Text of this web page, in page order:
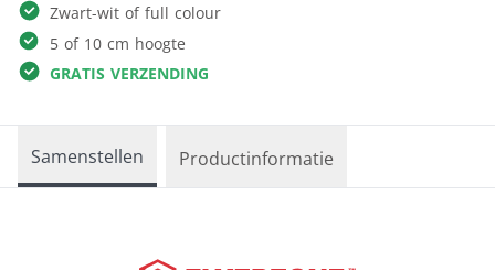
Zwart-wit of full colour
5 of 10 cm hoogte
GRATIS VERZENDING
Samenstellen Productinformatie